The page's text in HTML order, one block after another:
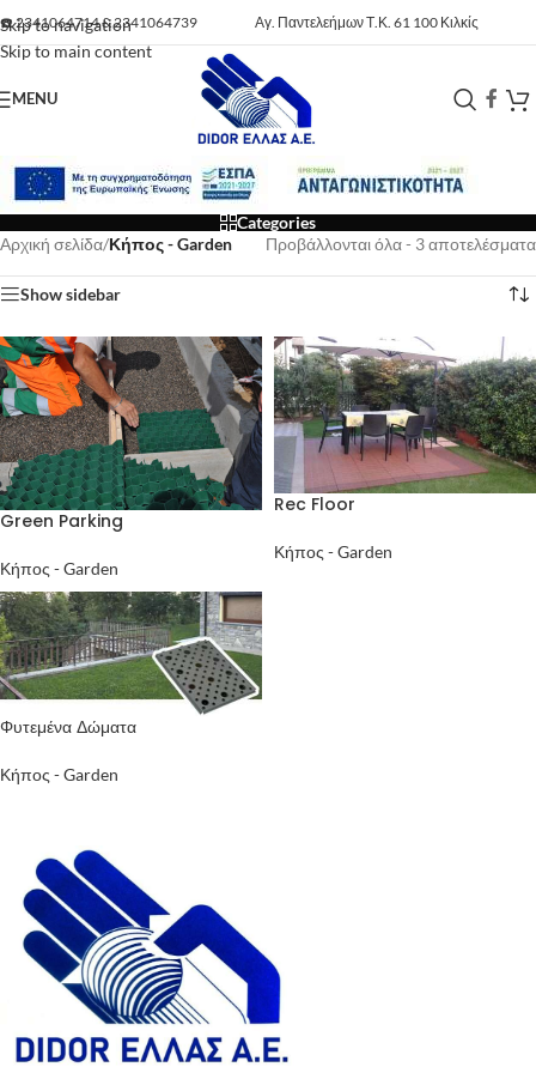
Skip to navigation
Skip to main content
☎️2341064714&2341064739 Αγ. Παντελεήμων Τ.Κ. 61 100 Κιλκίς
MENU
Categories
Αρχική σελίδα/Κήπος - Garden Προβάλλονται όλα - 3 αποτελέσματα
Show sidebar
Green Parking
Κήπος - Garden
Rec Floor
Κήπος - Garden
Φυτεμένα Δώματα
Κήπος - Garden